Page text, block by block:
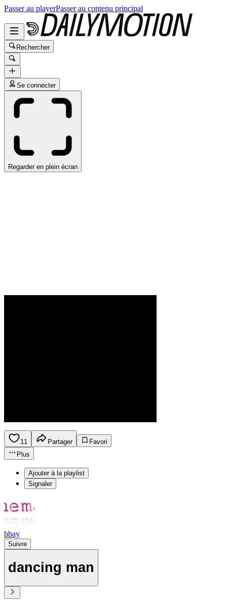
Passer au playerPasser au contenu principal
Rechercher
Se connecter
Regarder en plein écran
11 Partager
Favori
Plus
Ajouter à la playlist
Signaler
bbay
Suivre
dancing man